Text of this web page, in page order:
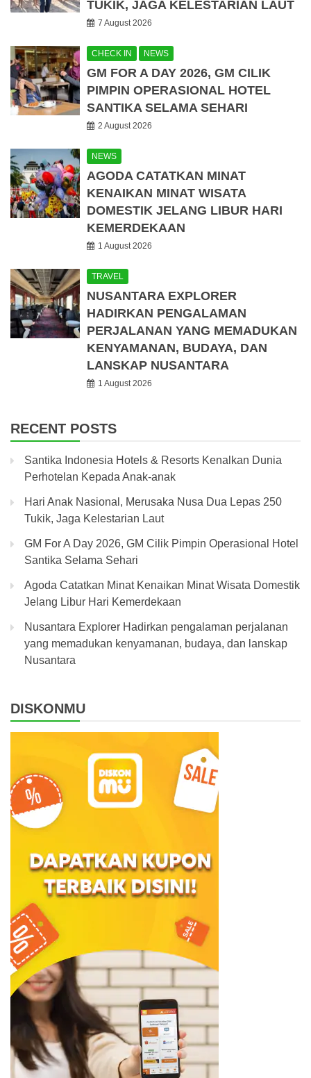
TUKIK, JAGA KELESTARIAN LAUT
7 August 2026
CHECK IN NEWS
GM FOR A DAY 2026, GM CILIK
PIMPIN OPERASIONAL HOTEL
SANTIKA SELAMA SEHARI
2 August 2026
NEWS
AGODA CATATKAN MINAT
KENAIKAN MINAT WISATA
DOMESTIK JELANG LIBUR HARI
KEMERDEKAAN
1 August 2026
TRAVEL
NUSANTARA EXPLORER
HADIRKAN PENGALAMAN
PERJALANAN YANG MEMADUKAN
KENYAMANAN, BUDAYA, DAN
LANSKAP NUSANTARA
1 August 2026
RECENT POSTS
Santika Indonesia Hotels & Resorts Kenalkan Dunia
Perhotelan Kepada Anak-anak
Hari Anak Nasional, Merusaka Nusa Dua Lepas 250
Tukik, Jaga Kelestarian Laut
GM For A Day 2026, GM Cilik Pimpin Operasional Hotel
Santika Selama Sehari
Agoda Catatkan Minat Kenaikan Minat Wisata Domestik
Jelang Libur Hari Kemerdekaan
Nusantara Explorer Hadirkan pengalaman perjalanan
yang memadukan kenyamanan, budaya, dan lanskap
Nusantara
DISKONMU